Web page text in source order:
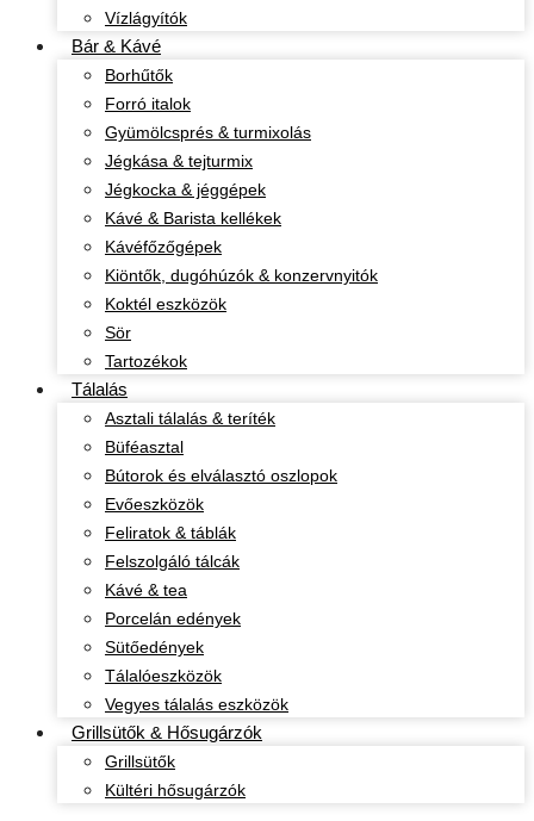
Vízlágyítók
Bár & Kávé
Borhűtők
Forró italok
Gyümölcsprés & turmixolás
Jégkása & tejturmix
Jégkocka & jéggépek
Kávé & Barista kellékek
Kávéfőzőgépek
Kiöntők, dugóhúzók & konzervnyitók
Koktél eszközök
Sör
Tartozékok
Tálalás
Asztali tálalás & teríték
Büféasztal
Bútorok és elválasztó oszlopok
Evőeszközök
Feliratok & táblák
Felszolgáló tálcák
Kávé & tea
Porcelán edények
Sütőedények
Tálalóeszközök
Vegyes tálalás eszközök
Grillsütők & Hősugárzók
Grillsütők
Kültéri hősugárzók